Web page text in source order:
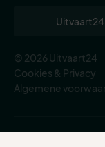
© 2026 Uitvaart24
Cookies & Privacy
Algemene